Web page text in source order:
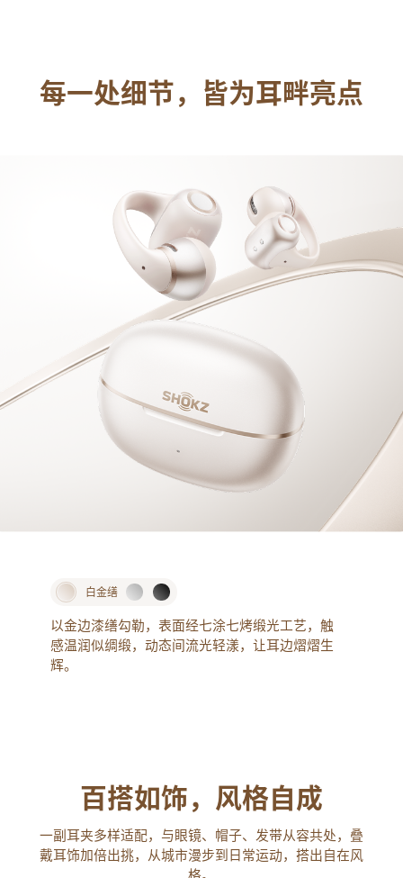
每一处细节，皆为耳畔亮点
白金缮
以金边漆缮勾勒，表面经七涂七烤缎光工艺，触
感温润似绸缎，动态间流光轻漾，让耳边熠熠生
辉。
百搭如饰，风格自成
一副耳夹多样适配，与眼镜、帽子、发带从容共处，叠
戴耳饰加倍出挑，从城市漫步到日常运动，搭出自在风